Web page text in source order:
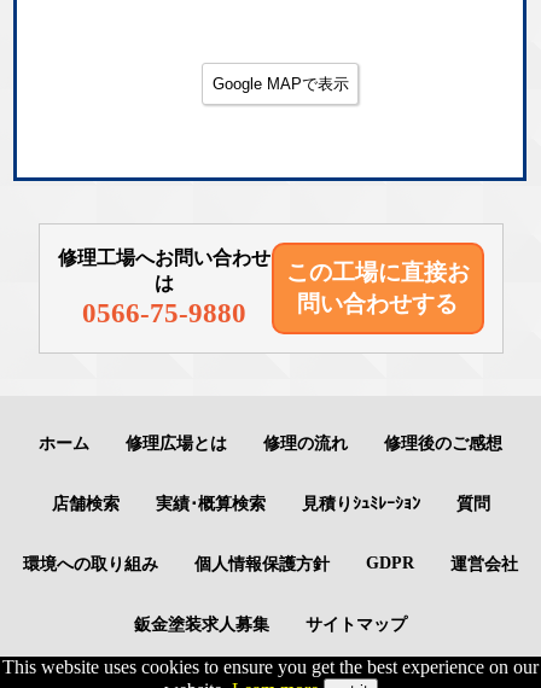
Google MAPで表示
修理工場へお問い合わせ
は
0566-75-9880
この工場に直接お
問い合わせする
ホーム 修理広場とは 修理の流れ 修理後のご感想
店舗検索 実績･概算検索 見積りｼｭﾐﾚｰｼｮﾝ 質問
環境への取り組み 個人情報保護方針 GDPR 運営会社
鈑金塗装求人募集 サイトマップ
This website uses cookies to ensure you get the best experience on our